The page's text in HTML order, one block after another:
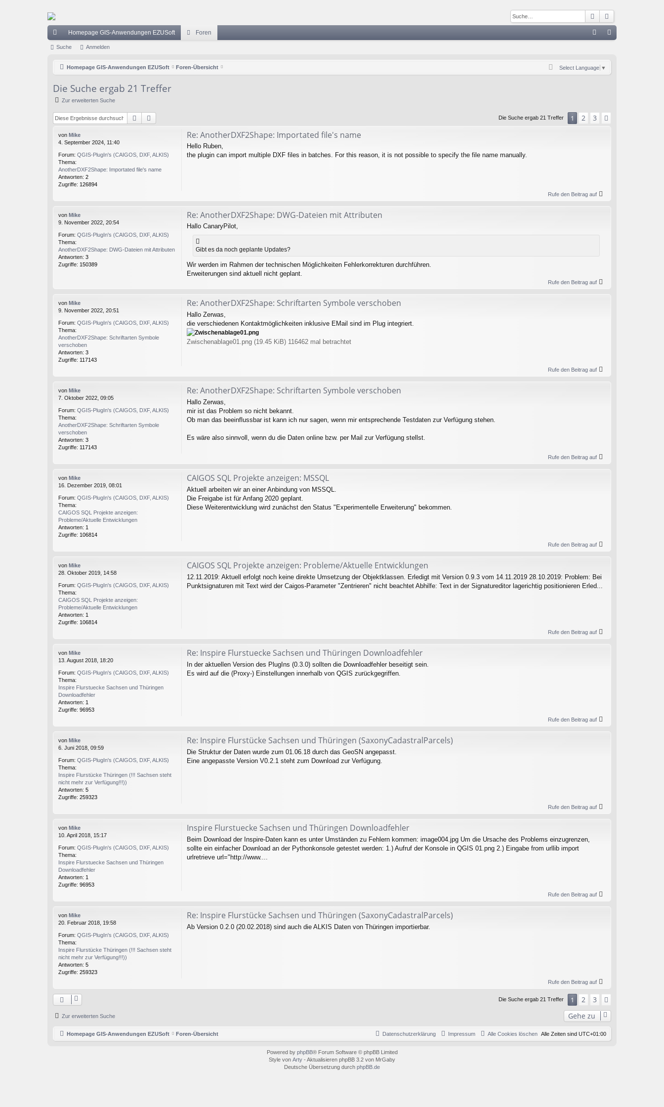
Suche
ch
ug
Homepage GIS-Anwendungen EZUSoft Foren
m
Suche Anmelden
Homepage GIS-Anwendungen EZUSoft Foren-Übersicht Select Language ▼
Die Suche ergab 21 Treffer
Zur erweiterten Suche
Suche Die Suche ergab 21 Treffer 1 2 3
von Mike
4. September 2024, 11:40
Forum: QGIS-PlugIn's (CAIGOS, DXF, ALKIS)
Thema:
AnotherDXF2Shape: Importated file's name
Antworten: 2
Zugriffe: 126894
Re: AnotherDXF2Shape: Importated file's name
Hello Ruben,
the plugin can import multiple DXF files in batches. For this reason, it is not possible to specify the file name manually.
Rufe den Beitrag auf
von Mike
9. November 2022, 20:54
Forum: QGIS-PlugIn's (CAIGOS, DXF, ALKIS)
Thema:
AnotherDXF2Shape: DWG-Dateien mit Attributen
Antworten: 3
Zugriffe: 150389
Re: AnotherDXF2Shape: DWG-Dateien mit Attributen
Hallo CanaryPilot,
Gibt es da noch geplante Updates?
Wir werden im Rahmen der technischen Möglichkeiten Fehlerkorrekturen durchführen.
Erweiterungen sind aktuell nicht geplant.
Rufe den Beitrag auf
von Mike
9. November 2022, 20:51
Forum: QGIS-PlugIn's (CAIGOS, DXF, ALKIS)
Thema:
AnotherDXF2Shape: Schriftarten Symbole
verschoben
Antworten: 3
Zugriffe: 117143
Re: AnotherDXF2Shape: Schriftarten Symbole verschoben
Hallo Zerwas,
die verschiedenen Kontaktmöglichkeiten inklusive EMail sind im Plug integriert.
Zwischenablage01.png (19.45 KiB) 116462 mal betrachtet
Rufe den Beitrag auf
von Mike
7. Oktober 2022, 09:05
Forum: QGIS-PlugIn's (CAIGOS, DXF, ALKIS)
Thema:
AnotherDXF2Shape: Schriftarten Symbole
verschoben
Antworten: 3
Zugriffe: 117143
Re: AnotherDXF2Shape: Schriftarten Symbole verschoben
Hallo Zerwas,
mir ist das Problem so nicht bekannt.
Ob man das beeinflussbar ist kann ich nur sagen, wenn mir entsprechende Testdaten zur Verfügung stehen.
Es wäre also sinnvoll, wenn du die Daten online bzw. per Mail zur Verfügung stellst.
Rufe den Beitrag auf
von Mike
16. Dezember 2019, 08:01
Forum: QGIS-PlugIn's (CAIGOS, DXF, ALKIS)
Thema:
CAIGOS SQL Projekte anzeigen:
Probleme/Aktuelle Entwicklungen
Antworten: 1
Zugriffe: 106814
CAIGOS SQL Projekte anzeigen: MSSQL
Aktuell arbeiten wir an einer Anbindung von MSSQL.
Die Freigabe ist für Anfang 2020 geplant.
Diese Weiterentwicklung wird zunächst den Status "Experimentelle Erweiterung" bekommen.
Rufe den Beitrag auf
von Mike
28. Oktober 2019, 14:58
Forum: QGIS-PlugIn's (CAIGOS, DXF, ALKIS)
Thema:
CAIGOS SQL Projekte anzeigen:
Probleme/Aktuelle Entwicklungen
Antworten: 1
Zugriffe: 106814
CAIGOS SQL Projekte anzeigen: Probleme/Aktuelle Entwicklungen
12.11.2019: Aktuell erfolgt noch keine direkte Umsetzung der Objektklassen. Erledigt mit Version 0.9.3 vom 14.11.2019 28.10.2019: Problem: Bei
Punktsignaturen mit Text wird der Caigos-Parameter "Zentrieren" nicht beachtet Abhilfe: Text in der Signatureditor lagerichtig positionieren Erled...
Rufe den Beitrag auf
von Mike
13. August 2018, 18:20
Forum: QGIS-PlugIn's (CAIGOS, DXF, ALKIS)
Thema:
Inspire Flurstuecke Sachsen und Thüringen
Downloadfehler
Antworten: 1
Zugriffe: 96953
Re: Inspire Flurstuecke Sachsen und Thüringen Downloadfehler
In der aktuellen Version des PlugIns (0.3.0) sollten die Downloadfehler beseitigt sein.
Es wird auf die (Proxy-) Einstellungen innerhalb von QGIS zurückgegriffen.
Rufe den Beitrag auf
von Mike
6. Juni 2018, 09:59
Forum: QGIS-PlugIn's (CAIGOS, DXF, ALKIS)
Thema:
Inspire Flurstücke Thüringen (!!! Sachsen steht
nicht mehr zur Verfügung!!!))
Antworten: 5
Zugriffe: 259323
Re: Inspire Flurstücke Sachsen und Thüringen (SaxonyCadastralParcels)
Die Struktur der Daten wurde zum 01.06.18 durch das GeoSN angepasst.
Eine angepasste Version V0.2.1 steht zum Download zur Verfügung.
Rufe den Beitrag auf
von Mike
10. April 2018, 15:17
Forum: QGIS-PlugIn's (CAIGOS, DXF, ALKIS)
Thema:
Inspire Flurstuecke Sachsen und Thüringen
Downloadfehler
Antworten: 1
Zugriffe: 96953
Inspire Flurstuecke Sachsen und Thüringen Downloadfehler
Beim Download der Inspire-Daten kann es unter Umständen zu Fehlern kommen: image004.jpg Um die Ursache des Problems einzugrenzen,
sollte ein einfacher Download an der Pythonkonsole getestet werden: 1.) Aufruf der Konsole in QGIS 01.png 2.) Eingabe from urllib import
urlretrieve url="http://www....
Rufe den Beitrag auf
von Mike
20. Februar 2018, 19:58
Forum: QGIS-PlugIn's (CAIGOS, DXF, ALKIS)
Thema:
Inspire Flurstücke Thüringen (!!! Sachsen steht
nicht mehr zur Verfügung!!!))
Antworten: 5
Zugriffe: 259323
Re: Inspire Flurstücke Sachsen und Thüringen (SaxonyCadastralParcels)
Ab Version 0.2.0 (20.02.2018) sind auch die ALKIS Daten von Thüringen importierbar.
Rufe den Beitrag auf
Die Suche ergab 21 Treffer 1 2 3
Zur erweiterten Suche Gehe zu
Homepage GIS-Anwendungen EZUSoft Foren-Übersicht Alle Zeiten sind UTC+01:00
Alle Cookies löschen
Impressum
Datenschutzerklärung
Powered by phpBB® Forum Software © phpBB Limited
Style von Arty - Aktualisieren phpBB 3.2 von MrGaby
Deutsche Übersetzung durch phpBB.de